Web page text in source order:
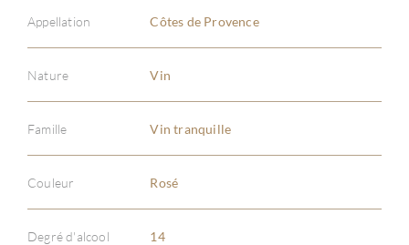
Appellation Côtes de Provence
Nature Vin
Famille Vin tranquille
Couleur Rosé
Degré d'alcool 14